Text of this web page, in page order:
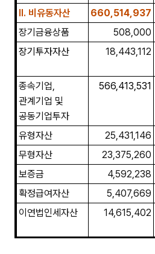
II. 비유동자산 660,514,937
장기금융상품
508,000
장기투자자산
18,443,112
종속기업,
관계기업 및
공동기업투자
566,413,531
유형자산 25,431,146
무형자산
23,375,260
보증금
4,592,238
확정급여자산
5,407,669
이연법인세자산
14,615,402